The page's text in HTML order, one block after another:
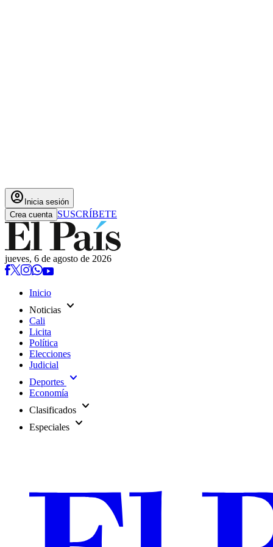
account_circle Inicia sesión
Crea cuenta SUSCRÍBETE
jueves, 6 de agosto de 2026
Inicio
Noticias expand_more
Cali
Licita
Política
Elecciones
Judicial
Deportes expand_more
Economía
Clasificados expand_more
Especiales expand_more